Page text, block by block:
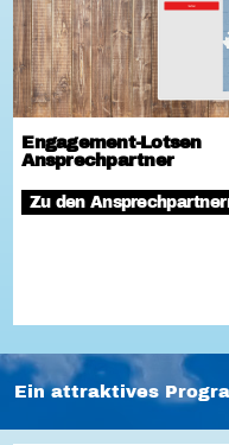
Engagement-Lotsen
Ansprechpartner
Zu den
Ein attraktives